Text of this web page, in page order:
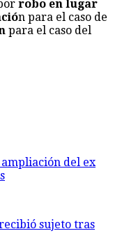
robo en lugar
n para el caso de
para el caso del
del ex
sujeto tras